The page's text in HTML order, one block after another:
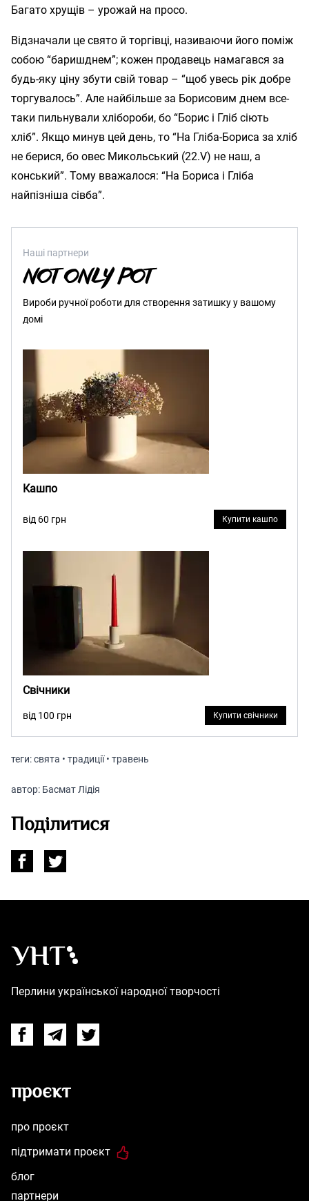
Багато хрущів – урожай на просо.
Відзначали це свято й торгівці, називаючи його поміж
собою “баришднем”; кожен продавець намагався за
будь-яку ціну збути свій товар – “щоб увесь рік добре
торгувалось”. Але найбільше за Борисовим днем все-
таки пильнували хлібороби, бо “Борис і Гліб сіють
хліб”. Якщо минув цей день, то “На Гліба-Бориса за хліб
не берися, бо овес Микольський (22.V) не наш, а
конський”. Тому вважалося: “На Бориса і Гліба
найпізніша сівба”.
Наші партнери
Вироби ручної роботи для створення затишку у вашому
домі
Кашпо
від 60 грн Купити кашпо
Свічники
від 100 грн Купити свічники
теги:свята • традиції • травень
автор: Басмат Лідія
Поділитися
Перлини української народної творчості
FacebookTelegramTwitter
проєкт
про проєкт
підтримати проєкт
блог
партнери